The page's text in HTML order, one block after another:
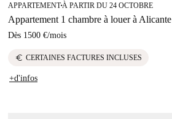
APPARTEMENT■À PARTIR DU 24 OCTOBRE
Appartement 1 chambre à louer à Alicante
Dès 1500 €/mois
euro CERTAINES FACTURES INCLUSES
+d'infos